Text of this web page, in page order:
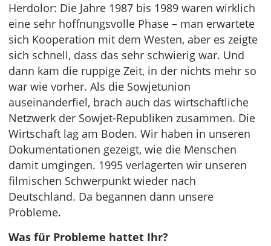
Herdolor: Die Jahre 1987 bis 1989 waren wirklich
eine sehr hoffnungsvolle Phase – man erwartete
sich Kooperation mit dem Westen, aber es zeigte
sich schnell, dass das sehr schwierig war. Und
dann kam die ruppige Zeit, in der nichts mehr so
war wie vorher. Als die Sowjetunion
auseinanderfiel, brach auch das wirtschaftliche
Netzwerk der Sowjet-Republiken zusammen. Die
Wirtschaft lag am Boden. Wir haben in unseren
Dokumentationen gezeigt, wie die Menschen
damit umgingen. 1995 verlagerten wir unseren
filmischen Schwerpunkt wieder nach
Deutschland. Da begannen dann unsere
Probleme.
Was für Probleme hattet Ihr?